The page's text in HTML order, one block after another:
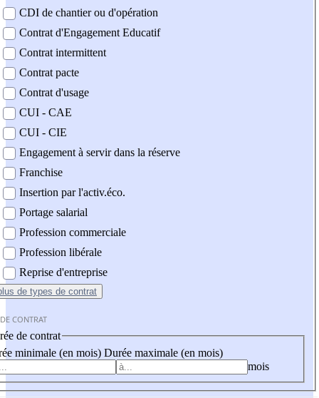
CDI de chantier ou d'opération
Contrat d'Engagement Educatif
Contrat intermittent
Contrat pacte
Contrat d'usage
CUI - CAE
CUI - CIE
Engagement à servir dans la réserve
Franchise
Insertion par l'activ.éco.
Portage salarial
Profession commerciale
Profession libérale
Reprise d'entreprise
de types de contrat
CONTRAT
de contrat
minimale (en mois) Durée maximale (en mois)
mois